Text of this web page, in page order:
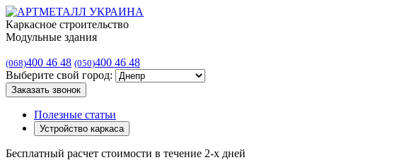
Каркасное строительство
Модульные здания
(068)400 46 48 (050)400 46 48
Выберите свой город:
Заказать звонок
Полезные статьи
Устройство каркаса
Бесплатный расчет стоимости в течение 2-х дней